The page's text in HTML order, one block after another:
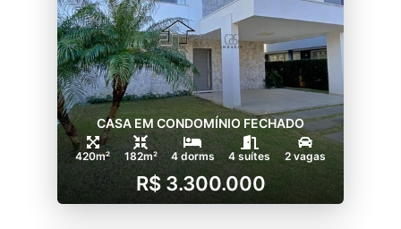
CASA EM CONDOMÍNIO FECHADO
420m² 182m² 4 dorms 4 suítes 2 vagas
R$ 3.300.000